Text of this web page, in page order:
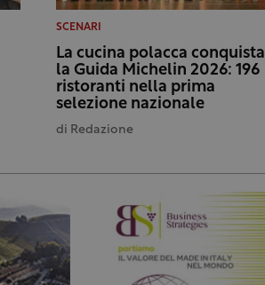
SCENARI
La cucina polacca conquista
la Guida Michelin 2026: 196
ristoranti nella prima
selezione nazionale
di Redazione